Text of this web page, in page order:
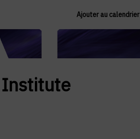
Ajouter au calendrier
Institute